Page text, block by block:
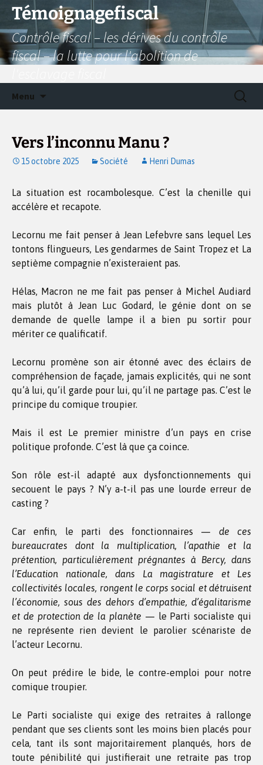
Aller
contenu
Témoignagefiscal
Contrôle fiscal – les dérives du contrôle
fiscal – la lutte pour l'abolition de
Menu
Vers l’inconnu Manu ?
15 octobre 2025 Société Henri Dumas
La situation est rocambolesque. C’est la chenille qui
accélère et recapote.
Lecornu me fait penser à Jean Lefebvre sans lequel Les
tontons flingueurs, Les gendarmes de Saint Tropez et La
septième compagnie n’existeraient pas.
Hélas, Macron ne me fait pas penser à Michel Audiard
mais plutôt à Jean Luc Godard, le génie dont on se
demande de quelle lampe il a bien pu sortir pour
mériter ce qualificatif.
Lecornu promène son air étonné avec des éclairs de
compréhension de façade, jamais explicités, qui ne sont
qu’à lui, qu’il garde pour lui, qu’il ne partage pas. C’est le
principe du comique troupier.
Mais il est Le premier ministre d’un pays en crise
politique profonde. C’est là que ça coince.
Son rôle est-il adapté aux dysfonctionnements qui
secouent le pays ? N’y a-t-il pas une lourde erreur de
casting ?
Car enfin, le parti des fonctionnaires — de ces
bureaucrates dont la multiplication, l’apathie et la
prétention, particulièrement prégnantes à Bercy, dans
l’Education nationale, dans La magistrature et Les
collectivités locales, rongent le corps social et détruisent
l’économie, sous des dehors d’empathie, d’égalitarisme
et de protection de la planète — le Parti socialiste qui
ne représente rien devient le parolier scénariste de
l’acteur Lecornu.
On peut prédire le bide, le contre-emploi pour notre
comique troupier.
Le Parti socialiste qui exige des retraites à rallonge
pendant que ses clients sont les moins bien placés pour
cela, tant ils sont majoritairement planqués, hors de
toute pénibilité qui justifierait une retraite pas trop